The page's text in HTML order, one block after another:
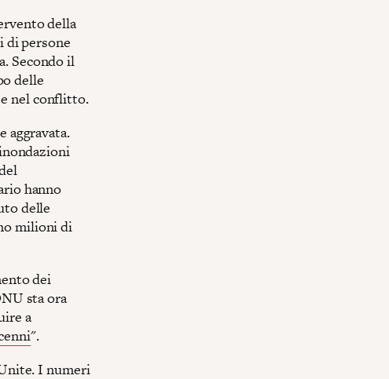
della
di persone
Secondo il
delle
nel conflitto.
aggravata.
hanno
delle
milioni di
dei
sta ora
a
".
I numeri